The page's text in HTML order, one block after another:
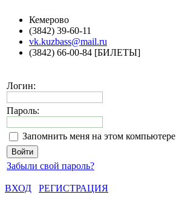
Кемерово
(3842) 39-60-11
vk.kuzbass@mail.ru
(3842) 66-00-84 [БИЛЕТЫ]
Логин:
Пароль:
Запомнить меня на этом компьютере
Забыли свой пароль?
ВХОД
РЕГИСТРАЦИЯ